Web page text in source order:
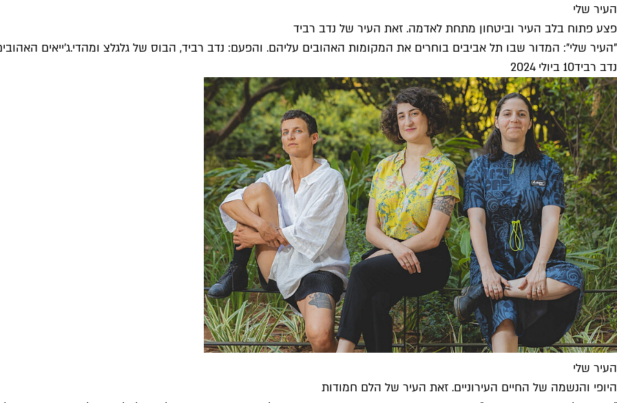
העיר שלי
פצע פתוח בלב העיר וביטחון מתחת לאדמה. זאת העיר של נדב רביד
"העיר שלי": המדור שבו תל אביבים בוחרים את המקומות האהובים עליהם. והפעם: נדב רביד, הבוס של גלגלצ ומהדי.ג'ייאים
נדב רביד10 ביולי 2024
העיר שלי
היופי והנשמה של החיים העירוניים. זאת העיר של הלם חמודות